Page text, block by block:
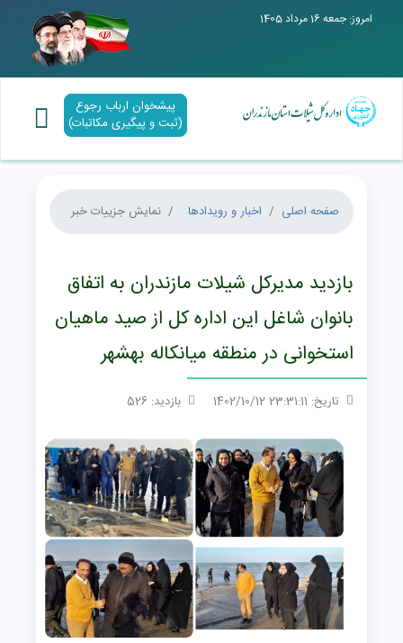
امروز: جمعه 16 مرداد 1405
پیشخوان ارباب رجوع
(ثبت و پیگیری مکاتبات)
صفحه اصلی اخبار و رویدادها نمایش جزییات خبر
بازدید مدیرکل شیلات مازندران به اتفاق
بانوان شاغل این اداره کل از صید ماهیان
استخوانی در منطقه میانکاله بهشهر
تاریخ: 23:31:11 1402/10/12 بازدید: 526